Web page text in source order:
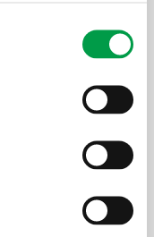
een hoger niveau.
veiligstellen
mediapartners zul je